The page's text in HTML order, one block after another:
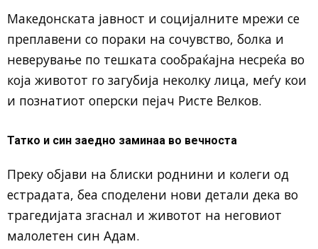
Македонската јавност и социјалните мрежи се
преплавени со пораки на сочувство, болка и
неверување по тешката сообраќајна несреќа во
која животот го загубија неколку лица, меѓу кои
и познатиот оперски пејач Ристе Велков.
Татко и син заедно заминаа во вечноста
Преку објави на блиски роднини и колеги од
естрадата, беа споделени нови детали дека во
трагедијата згаснал и животот на неговиот
малолетен син Адам.